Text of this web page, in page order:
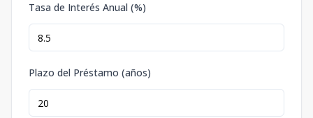
Tasa de Interés Anual (%)
Plazo del Préstamo (años)